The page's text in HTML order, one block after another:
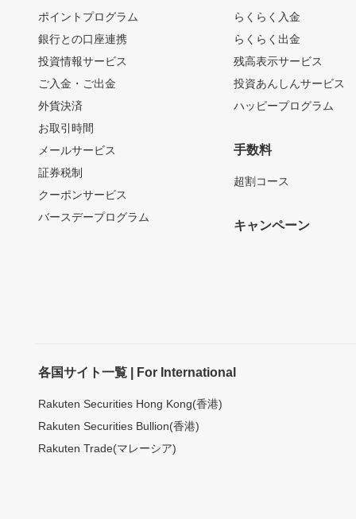
ポイントプログラム
銀行との口座連携
投資情報サービス
ご入金・ご出金
外貨決済
お取引時間
メールサービス
証券税制
クーポンサービス
バースデープログラム
らくらく入金
らくらく出金
残高表示サービス
投資あんしんサービス
ハッピープログラム
手数料
超割コース
キャンペーン
各国サイト一覧 | For International
Rakuten Securities Hong Kong(香港)
Rakuten Securities Bullion(香港)
Rakuten Trade(マレーシア)